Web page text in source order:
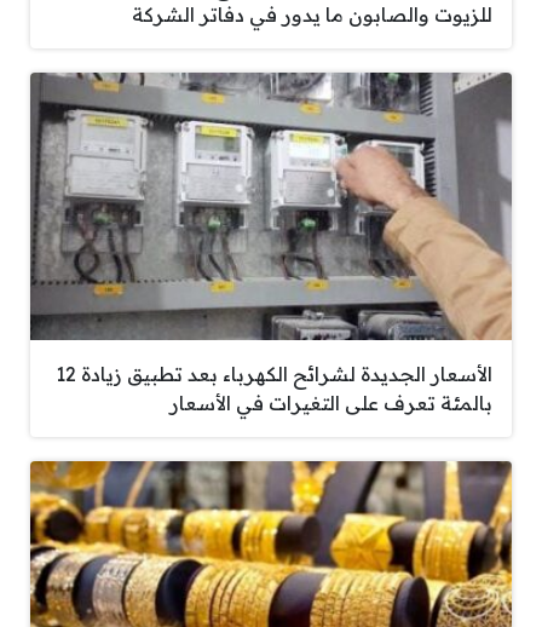
للزيوت والصابون ما يدور في دفاتر الشركة
الأسعار الجديدة لشرائح الكهرباء بعد تطبيق زيادة 12
بالمئة تعرف على التغيرات في الأسعار